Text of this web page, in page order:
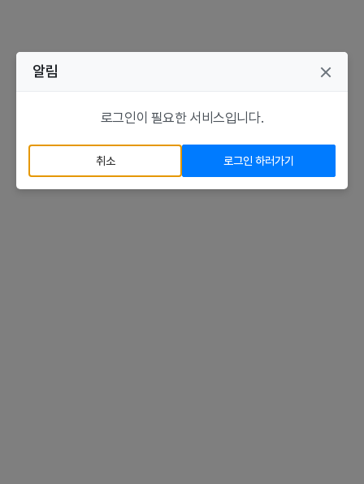
알림
로그인이 필요한 서비스입니다.
취소 로그인 하러가기